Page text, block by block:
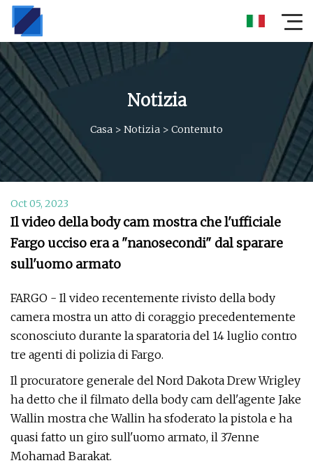
Notizia
Casa > Notizia > Contenuto
Oct 05, 2023
Il video della body cam mostra che l'ufficiale
Fargo ucciso era a "nanosecondi" dal sparare
sull'uomo armato
FARGO - Il video recentemente rivisto della body
camera mostra un atto di coraggio precedentemente
sconosciuto durante la sparatoria del 14 luglio contro
tre agenti di polizia di Fargo.
Il procuratore generale del Nord Dakota Drew Wrigley
ha detto che il filmato della body cam dell'agente Jake
Wallin mostra che Wallin ha sfoderato la pistola e ha
quasi fatto un giro sull'uomo armato, il 37enne
Mohamad Barakat.